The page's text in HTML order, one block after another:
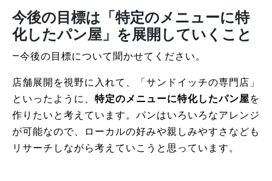
今後の目標は「特定のメニューに特
化したパン屋」を展開していくこと
―今後の目標について聞かせてください。
店舗展開を視野に入れて、「サンドイッチの専門店」
といったように、 特定のメニューに特化したパン屋を
作りたいと考えています。パンはいろいろなアレンジ
が可能なので、ローカルの好みや親しみやすさなども
リサーチしながら考えていこうと思っています。